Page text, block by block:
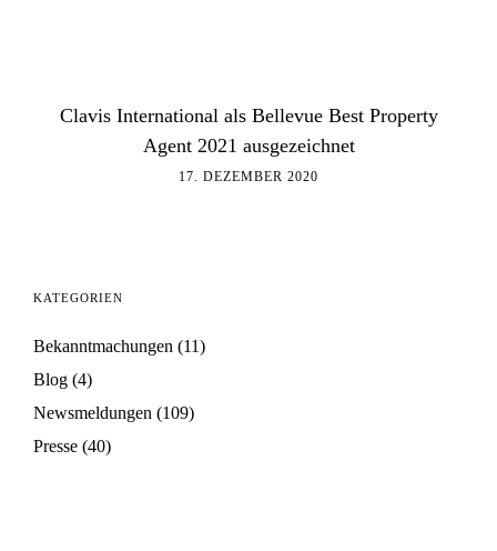
Clavis International als Bellevue Best Property
Agent 2021 ausgezeichnet
17. DEZEMBER 2020
KATEGORIEN
Bekanntmachungen (11)
Blog (4)
Newsmeldungen (109)
Presse (40)